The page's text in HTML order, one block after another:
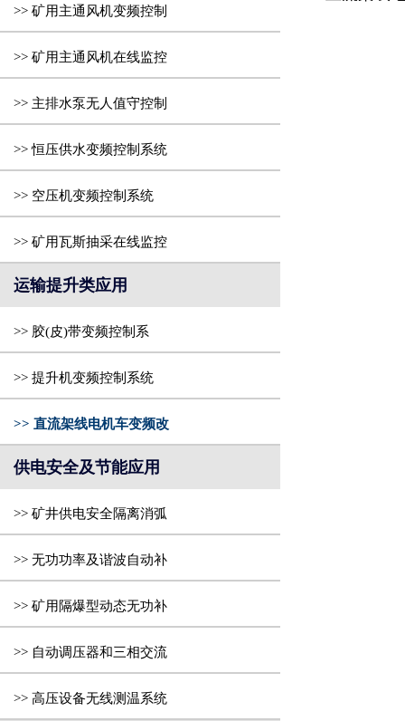
>> 矿用主通风机变频控制
>> 矿用主通风机在线监控
>> 主排水泵无人值守控制
>> 恒压供水变频控制系统
>> 空压机变频控制系统
>> 矿用瓦斯抽采在线监控
运输提升类应用
>> 胶(皮)带变频控制系
>> 提升机变频控制系统
>> 直流架线电机车变频改
供电安全及节能应用
>> 矿井供电安全隔离消弧
>> 无功功率及谐波自动补
>> 矿用隔爆型动态无功补
>> 自动调压器和三相交流
>> 高压设备无线测温系统